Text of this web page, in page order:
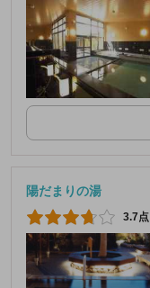
陽だまりの湯
3.7点